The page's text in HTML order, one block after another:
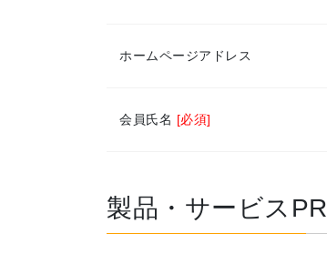
ホームページアドレス
会員氏名 [必須]
製品・サービスPR